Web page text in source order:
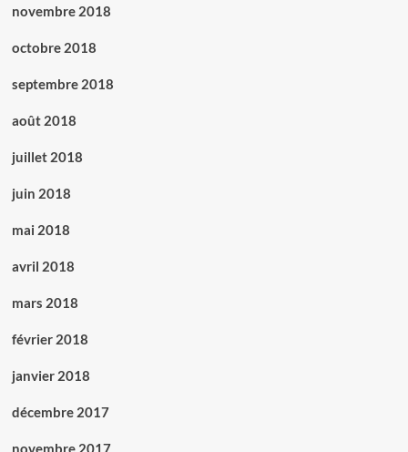
novembre 2018
octobre 2018
septembre 2018
août 2018
juillet 2018
juin 2018
mai 2018
avril 2018
mars 2018
février 2018
janvier 2018
décembre 2017